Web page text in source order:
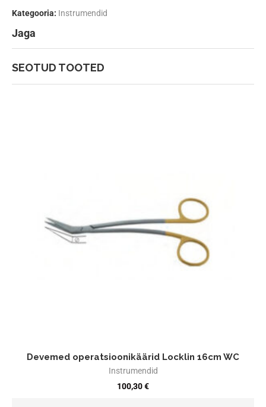
Kategooria: Instrumendid
Jaga
SEOTUD TOOTED
Devemed operatsioonikäärid Locklin 16cm WC
Instrumendid
100,30€